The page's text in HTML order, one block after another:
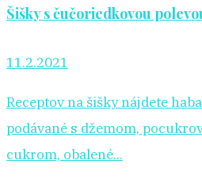
Šišky s čučoriedkovou
11.2.2021
Receptov na šišky nájdete
podávané s džemom,
cukrom, obalené...